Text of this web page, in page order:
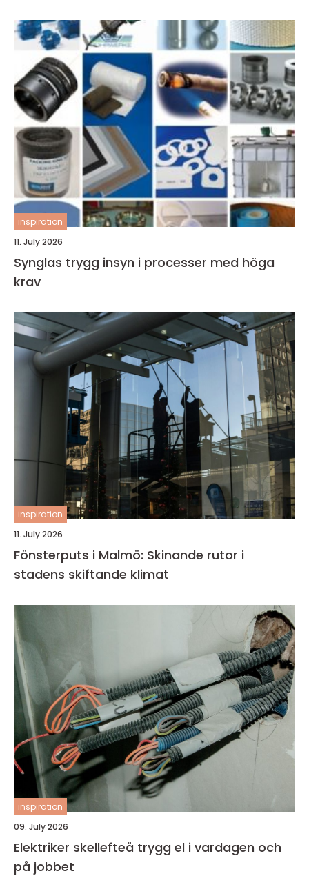
inspiration
11. July 2026
Synglas trygg insyn i processer med höga
krav
inspiration
11. July 2026
Fönsterputs i Malmö: Skinande rutor i
stadens skiftande klimat
inspiration
09. July 2026
Elektriker skellefteå trygg el i vardagen och
på jobbet